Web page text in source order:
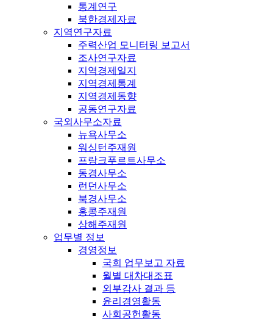
통계연구
북한경제자료
지역연구자료
주력산업 모니터링 보고서
조사연구자료
지역경제일지
지역경제통계
지역경제동향
공동연구자료
국외사무소자료
뉴욕사무소
워싱턴주재원
프랑크푸르트사무소
동경사무소
런던사무소
북경사무소
홍콩주재원
상해주재원
업무별 정보
경영정보
국회 업무보고 자료
월별 대차대조표
외부감사 결과 등
윤리경영활동
사회공헌활동